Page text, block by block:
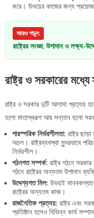
করে। উভয়ের কাজের জন্য
আরও পড়ুন:
রাষ্ট্রের সংজ্ঞা, উপাদান ও লক্ষ্য-
রাষ্ট্র ও সরকারের মধ্যে
রাষ্ট্র ও সরকার দুটি আলাদা প্রত্যয়
হলো মাতাস্বরূপ আর সন্তান হলো
পারস্পরিক নির্ভরশীলতা: রাষ্ট্র
অচল। রাষ্ট্রব্যবস্থা সুন্দরভাবে
নির্ভরশীল।
গঠনগত সম্পর্ক: রাষ্ট্র গঠনে
গঠনে রাষ্ট্রের অন্যতম উপাদান
উদ্দেশ্যগত মিল: উভয়ই
রাষ্ট্রের অন্যতম কাজ।
রাজনৈতিক প্রত্যয়: রাষ্ট্র এবং
প্রতিষ্ঠান হলেও বিভিন্ন কার্য